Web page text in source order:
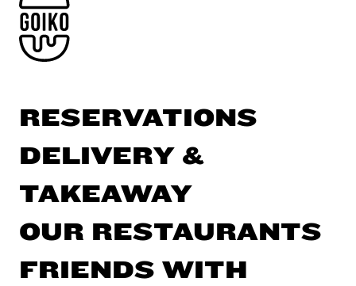
RESERVATIONS
DELIVERY &
TAKEAWAY
OUR RESTAURANTS
FRIENDS WITH